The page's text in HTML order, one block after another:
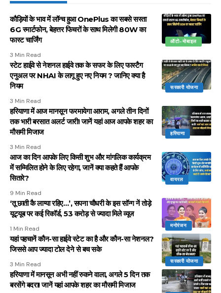
ऑटो-मोबाइल
कौड़ियों के भाव में लॉन्च हुआ OnePlus का सबसे सस्ता
6G स्मार्टफोन, बेहत्तर फिचरों के साथ मिलेगी 80W का
फास्ट चार्जिंग
3 Min Read
सरकारी योजना
स्टेट हाईवे से नेशनल हाईवे तक के सफर के लिए फास्टैग
एनुअल पर NHAI के लागू हुए नए नियम ? जानिए क्या है
नियम
3 Min Read
हरियाणा
हरियाणा में आज मानसून फरमायेगा आराम, अगले तीन दिनों
तक भारी बरसात अलर्ट जारी! जानें यहां आज आपके शहर का
मौसमी मिजाज
3 Min Read
वायरल
आज का दिन आपके लिए किसी शुभ और मांगलिक कार्यक्रम
में सम्मिलित होने के लिए रहेगा, जानें क्या कहते हैं आपके
सितारे?
9 Min Read
मनोरंजन
‘तू छाती कै लाग्या रहिए…’, सपना चौधरी के इस सॉन्ग नें तोड़े
यूट्यूब पर कई रिकॉर्ड, 53 करोड़ से ज्यादा मिले व्यूज
1 Min Read
सरकारी योजना
यहां पहचानें कौन-सा हाईवे स्टेट का है और कौन-सा नेशनल?
जिससे आप ज्यादा टोल देने से बच सके
3 Min Read
हरियाणा में मानसून अभी नहीं रुकने वाला, अगले 5 दिन तक
बरसेंगे बदरा! जानें यहां आपके शहर का मौसमी मिजाज